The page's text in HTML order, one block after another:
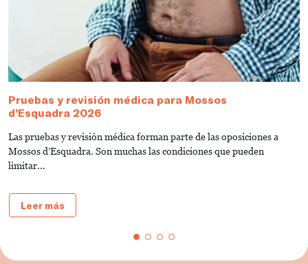
Pruebas y revisión médica para Mossos
d’Esquadra 2026
Las pruebas y revisión médica forman parte de las oposiciones a
Mossos d’Esquadra. Son muchas las condiciones que pueden
limitar...
Leer más